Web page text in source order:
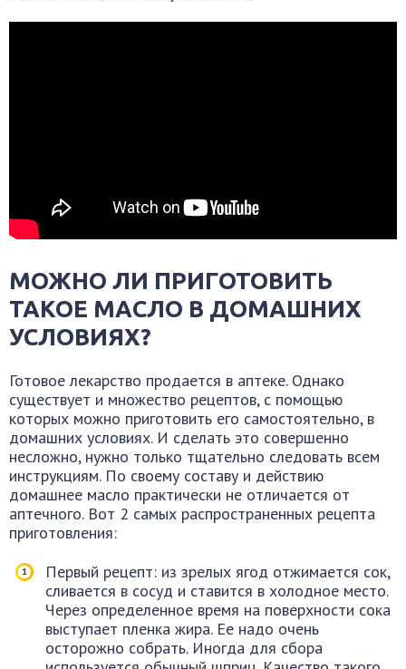
МОЖНО ЛИ ПРИГОТОВИТЬ
ТАКОЕ МАСЛО В ДОМАШНИХ
УСЛОВИЯХ?
Готовое лекарство продается в аптеке. Однако
существует и множество рецептов, с помощью
которых можно приготовить его самостоятельно, в
домашних условиях. И сделать это совершенно
несложно, нужно только тщательно следовать всем
инструкциям. По своему составу и действию
домашнее масло практически не отличается от
аптечного. Вот 2 самых распространенных рецепта
приготовления:
Первый рецепт: из зрелых ягод отжимается сок,
сливается в сосуд и ставится в холодное место.
Через определенное время на поверхности сока
выступает пленка жира. Ее надо очень
осторожно собрать. Иногда для сбора